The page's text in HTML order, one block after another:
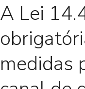
A Lei
medidas